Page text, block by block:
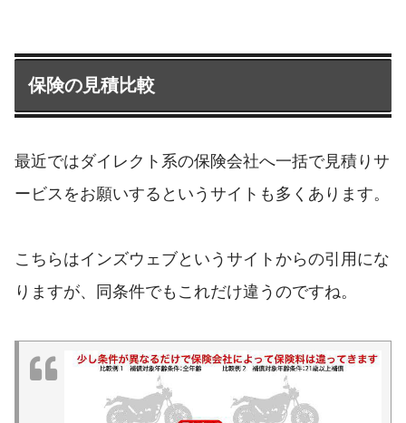
保険の見積比較
最近ではダイレクト系の保険会社へ一括で見積りサ
ービスをお願いするというサイトも多くあります。
こちらはインズウェブというサイトからの引用にな
りますが、同条件でもこれだけ違うのですね。